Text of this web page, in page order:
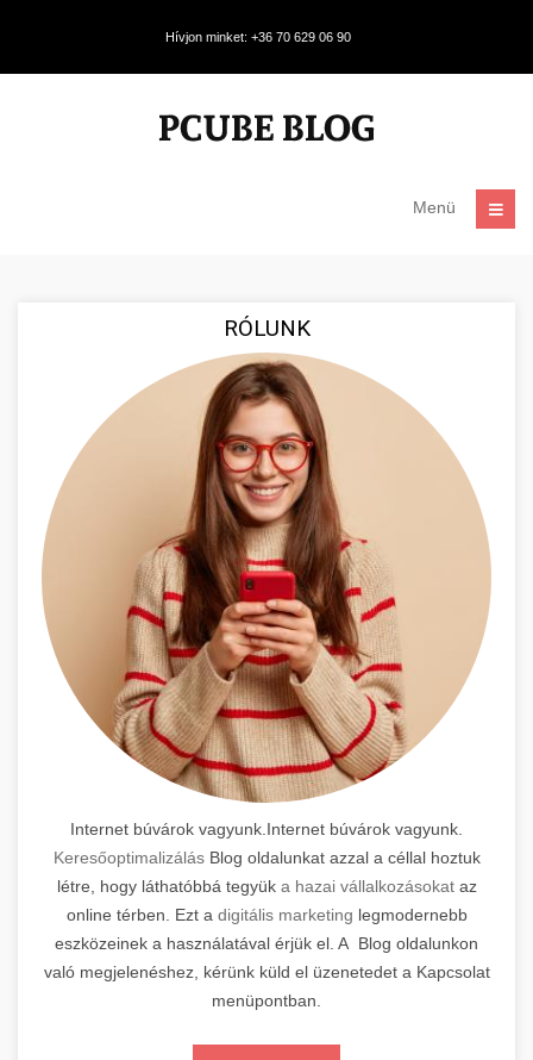
Hívjon minket: +36 70 629 06 90
Menü
RÓLUNK
Internet búvárok vagyunk.Internet búvárok vagyunk.
KeresőoptimalizálásBlog oldalunkat azzal a céllal hoztuk
létre, hogy láthatóbbá tegyük a hazai vállalkozásokataz
online térben. Ezt a digitális marketing legmodernebb
eszközeinek a használatával érjük el. A Blog oldalunkon
való megjelenéshez, kérünk küld el üzenetedet a Kapcsolat
menüpontban.